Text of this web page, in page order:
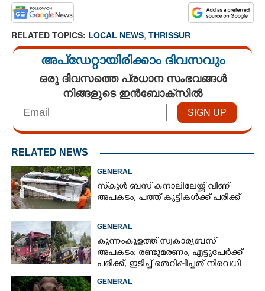
RELATED TOPICS: LOCAL NEWS, THRISSUR
അപ്ഡേറ്റായിരിക്കാം ദിവസവും
ഒരു ദിവസത്തെ പ്രധാന സംഭവങ്ങൾ
നിങ്ങളുടെ ഇൻബോക്സിൽ
RELATED NEWS
GENERAL
സ്‌കൂൾ ബസ് കനാലിലേയ്ക്ക് വീണ്
അപകടം; പത്ത് കുട്ടികൾക്ക് പരിക്ക്
GENERAL
കുന്നംകുളത്ത് സ്വകാര്യബസ്
അപകടം: രണ്ടുമരണം, എട്ടുപേർക്ക്
പരിക്ക്, ഇടിച്ച് തെറിപ്പിച്ചത് നിരവധി
വാഹനങ്ങളെ
GENERAL